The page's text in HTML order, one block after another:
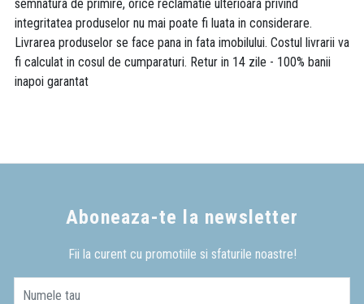
semnatura de primire, orice reclamatie ulterioara privind
integritatea produselor nu mai poate fi luata in considerare.
Livrarea produselor se face pana in fata imobilului. Costul livrarii va
fi calculat in cosul de cumparaturi. Retur in 14 zile - 100% banii
inapoi garantat
Aboneaza-te la newsletter
Fii la curent cu promotiile si sfaturile noastre!
Numele tau